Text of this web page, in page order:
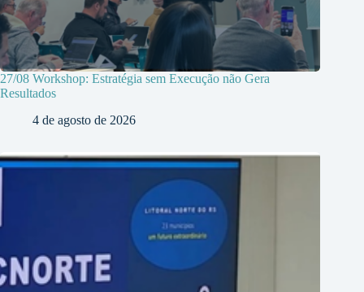
27/08 Workshop: Estratégia sem Execução não Gera
Resultados
4 de agosto de 2026